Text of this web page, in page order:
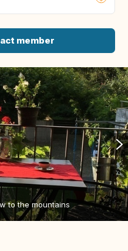
member
to the mountains